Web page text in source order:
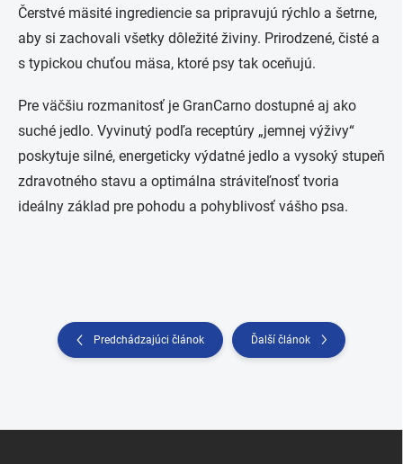
Čerstvé mäsité ingrediencie sa pripravujú rýchlo a šetrne,
aby si zachovali všetky dôležité živiny. Prirodzené, čisté a
s typickou chuťou mäsa, ktoré psy tak oceňujú.
Pre väčšiu rozmanitosť je GranCarno dostupné aj ako
suché jedlo. Vyvinutý podľa receptúry „jemnej výživy“
poskytuje silné, energeticky výdatné jedlo a vysoký stupeň
zdravotného stavu a optimálna stráviteľnosť tvoria
ideálny základ pre pohodu a pohyblivosť vášho psa.
Predchádzajúci článok Ďalší článok